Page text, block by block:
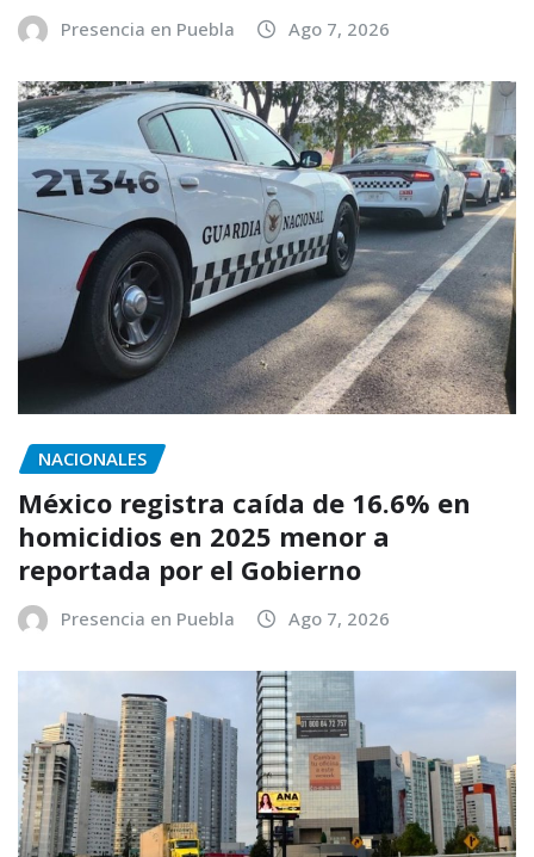
Presencia en Puebla Ago 7, 2026
NACIONALES
México registra caída de 16.6% en
homicidios en 2025 menor a
reportada por el Gobierno
Presencia en Puebla Ago 7, 2026